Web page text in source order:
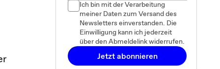
Ich bin mit der Verarbeitung
meiner Daten zum Versand des
Newsletters einverstanden. Die
Einwilligung kann ich jederzeit
über den Abmeldelink widerrufen.
Jetzt abonnieren